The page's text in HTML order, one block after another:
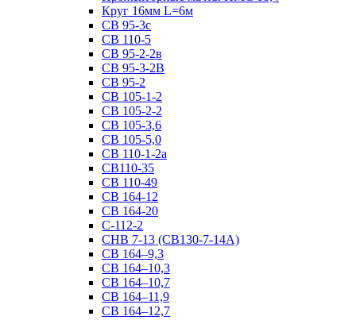
Круг 16мм L=6м
СВ 95-3с
СВ 110-5
СВ 95-2-2в
СВ 95-3-2В
СВ 95-2
СВ 105-1-2
СВ 105-2-2
СВ 105-3,6
СВ 105-5,0
СВ 110-1-2а
СВ110-35
СВ 110-49
СВ 164-12
СВ 164-20
С-112-2
СНВ 7-13 (СВ130-7-14А)
СВ 164–9,3
СВ 164–10,3
СВ 164–10,7
СВ 164–11,9
СВ 164–12,7